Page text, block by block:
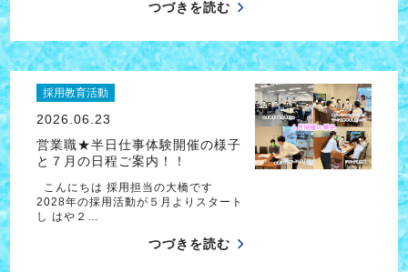
つづきを読む
採用教育活動
2026.06.23
営業職★半日仕事体験開催の様子
と７月の日程ご案内！！
こんにちは 採用担当の大橋です
2028年の採用活動が５月よりスタート
し はや２…
つづきを読む